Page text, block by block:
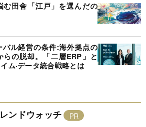
む田舎「江戸」を選んだの
ル経営の条件:海外拠点の
らの脱却。「二層ERP」と
ム·データ統合戦略とは
ンドウォッチ